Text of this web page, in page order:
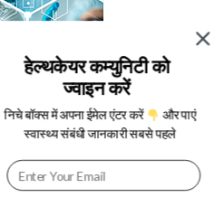
हेल्थकेयर कम्युनिटी को
ज्वाइन करें
निचे बॉक्स में अपना ईमेल एंटर करें
और पाएं
स्वास्थ्य संबंधी जानकारी सबसे पहले